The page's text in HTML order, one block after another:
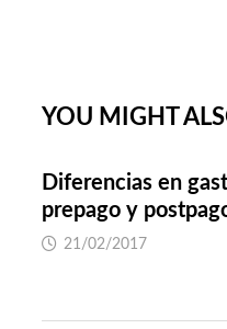
YOU MIGHT
Diferencias en
prepago y
21/02/2017